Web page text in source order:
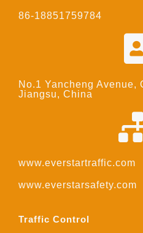
86-18851759784
No.1 Yancheng
Jiangsu, China
www.everstartraffic.com
www.everstarsafety.com
Traffic Control